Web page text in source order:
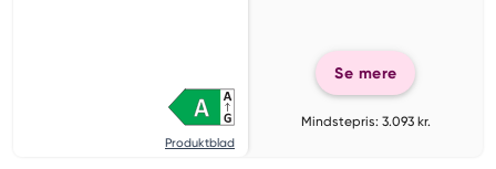
Produktblad
Se mere
Mindstepris: 3.093 kr.